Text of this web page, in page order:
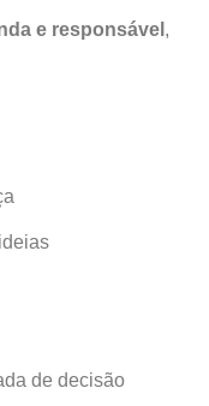
e responsável ,
de decisão